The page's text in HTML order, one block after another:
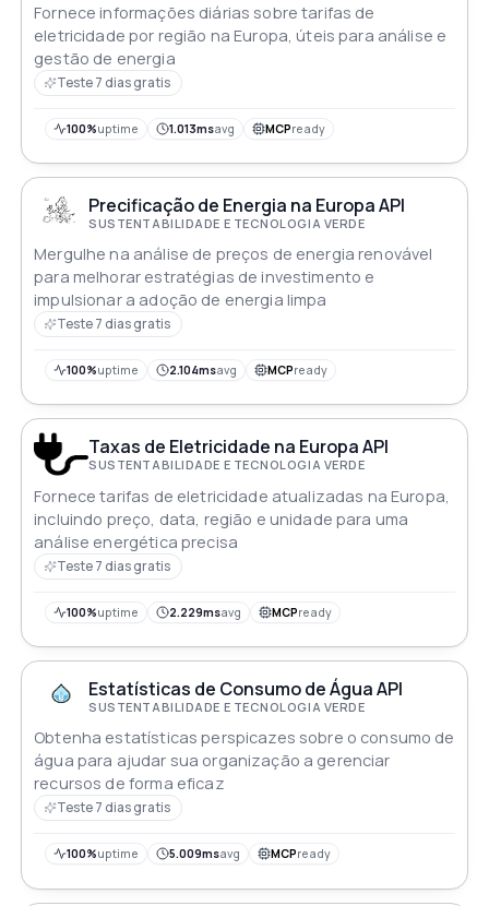
Fornece informações diárias sobre tarifas de
eletricidade por região na Europa, úteis para análise e
gestão de energia
Teste 7 dias gratis
100%uptime 1.013msavg MCPready
Precificação de Energia na Europa API
SUSTENTABILIDADE E TECNOLOGIA VERDE
Mergulhe na análise de preços de energia renovável
para melhorar estratégias de investimento e
impulsionar a adoção de energia limpa
Teste 7 dias gratis
100%uptime 2.104msavg MCPready
Taxas de Eletricidade na Europa API
SUSTENTABILIDADE E TECNOLOGIA VERDE
Fornece tarifas de eletricidade atualizadas na Europa,
incluindo preço, data, região e unidade para uma
análise energética precisa
Teste 7 dias gratis
100%uptime 2.229msavg MCPready
Estatísticas de Consumo de Água API
SUSTENTABILIDADE E TECNOLOGIA VERDE
Obtenha estatísticas perspicazes sobre o consumo de
água para ajudar sua organização a gerenciar
recursos de forma eficaz
Teste 7 dias gratis
100%uptime 5.009msavg MCPready